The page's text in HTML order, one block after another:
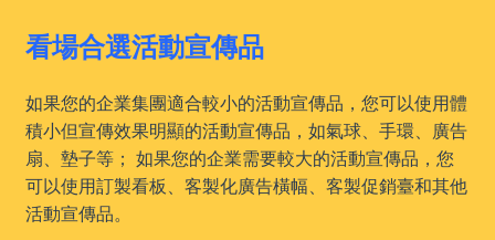
看場合選活動宣傳品
如果您的企業集團適合較小的活動宣傳品，您可以使用體
積小但宣傳效果明顯的活動宣傳品，如氣球、手環、廣告
扇、墊子等； 如果您的企業需要較大的活動宣傳品，您
可以使用訂製看板、客製化廣告橫幅、客製促銷臺和其他
活動宣傳品。